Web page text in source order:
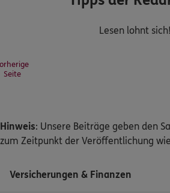
Lesen lohnt sich!
Seite
Hinweis: Unsere Beiträge geben den
zum Zeitpunkt der Veröffentlichung
Versicherungen & Finanzen